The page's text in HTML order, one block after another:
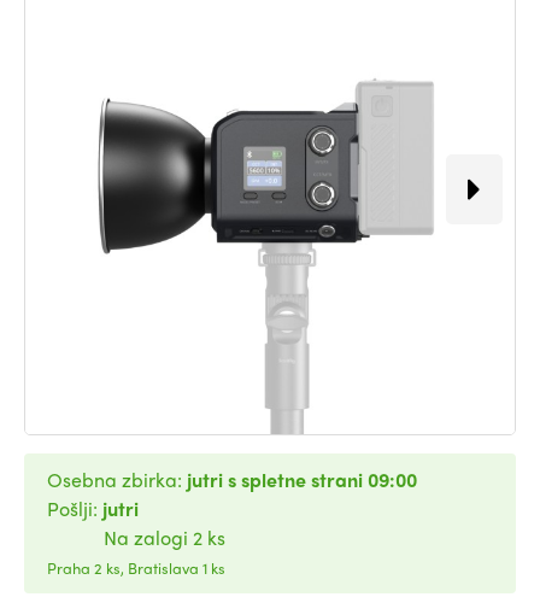
Osebna zbirka: jutri s spletne strani 09:00
Pošlji: jutri
Na zalogi 2 ks
Praha 2 ks, Bratislava 1 ks